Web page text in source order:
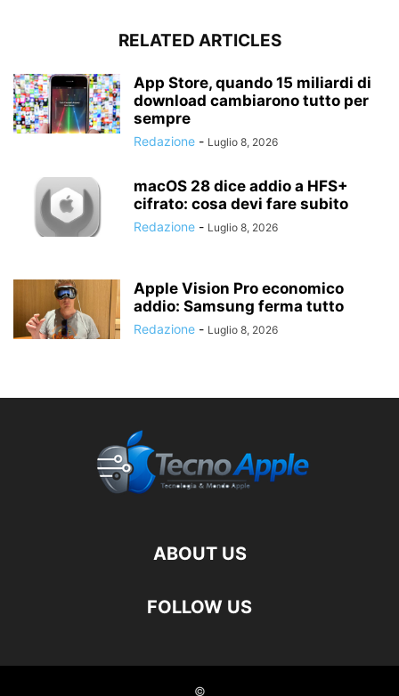
RELATED ARTICLES
App Store, quando 15 miliardi di
download cambiarono tutto per
sempre
Redazione - Luglio 8, 2026
macOS 28 dice addio a HFS+
cifrato: cosa devi fare subito
Redazione - Luglio 8, 2026
Apple Vision Pro economico
addio: Samsung ferma tutto
Redazione - Luglio 8, 2026
ABOUT US
FOLLOW US
©